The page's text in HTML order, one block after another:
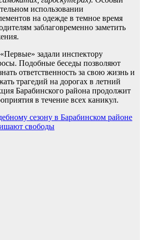
использовании
на одежде в темное время
заблаговременно заметить
задали инспектору
Подобные беседы позволяют
ответственность за свою жизнь и
трагедий на дорогах в летний
Барабинского района продолжит
в течение всех каникул.
сезону в Барабинском районе
свободы